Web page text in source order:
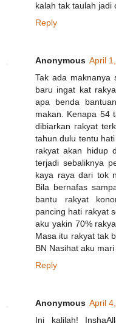
kalah tak taulah jadi
Reply
Anonymous April
Tak ada maknanya
baru ingat kat
apa benda
makan. Kenapa 54
dibiarkan rakyat
tahun dulu tentu
rakyat akan hidup
terjadi sebaliknya
kaya raya dari tok
Bila bernafas
bantu rakyat
pancing hati rakyat
aku yakin 70%
Masa itu rakyat tak
BN Nasihat aku
Reply
Anonymous April
Ini kalilah!